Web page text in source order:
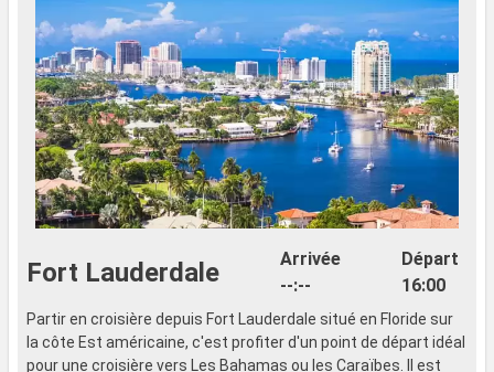
Fort Lauderdale
Arrivée
--:--
Départ
16:00
Partir en croisière depuis Fort Lauderdale situé en Floride sur
la côte Est américaine, c'est profiter d'un point de départ idéal
pour une croisière vers Les Bahamas ou les Caraïbes. Il est